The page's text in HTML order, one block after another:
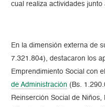
cual realiza actividades
En la dimensión externa de
7.321.804), destacaron los
Emprendimiento Social con el
de Administración (Bs.
Reinserción Social de Niños,